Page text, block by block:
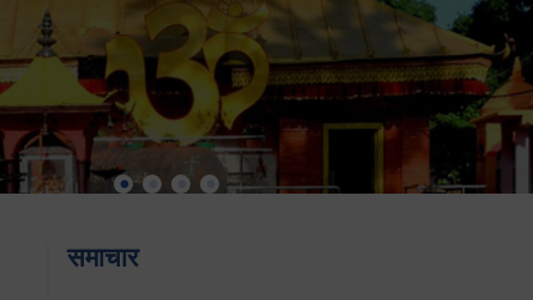
समाचार